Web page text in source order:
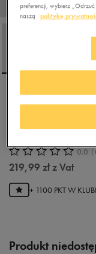
NIKE BLUZA Z
SPORTSWEAR
ESSENTIAL
0.0 (
219,99 złz Vat
+ 1100 PKT W
Produkt
preferencji, wybierz
naszą
politykę